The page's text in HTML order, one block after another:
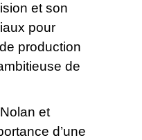
et son
pour
production
de
et
d’une